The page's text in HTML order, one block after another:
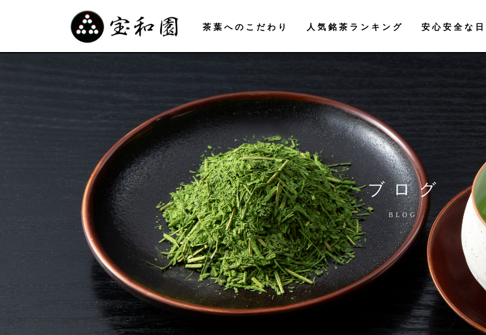
茶葉へのこだわり 人気銘茶ランキング 安心安全な
ブログ
BLOG